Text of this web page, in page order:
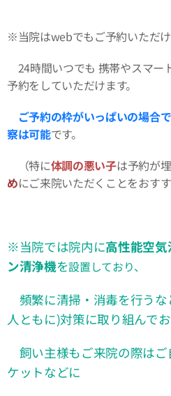
※当院はwebでもご予約いただけ
24時間いつでも 携帯やスマー
予約をしていただけます。
ご予約の枠がいっぱいの場合
察は可能です。
（特に体調の悪い子は予約が
めにご来院いただくことをおすす
※当院では院内に高性能空
ン清浄機を設置しており、
頻繁に清掃・消毒を行うな
人ともに)対策に取り組んでお
飼い主様もご来院の際は
ケットなどに